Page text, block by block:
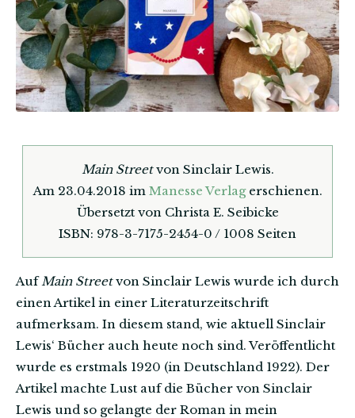
Main Streetvon Sinclair Lewis.
Am 23.04.2018 im Manesse Verlagerschienen.
Übersetzt von Christa E. Seibicke
ISBN: 978-3-7175-2454-0 / 1008 Seiten
Auf Main Streetvon Sinclair Lewis wurde ich durch
einen Artikel in einer Literaturzeitschrift
aufmerksam. In diesem stand, wie aktuell Sinclair
Lewis‘ Bücher auch heute noch sind. Veröffentlicht
wurde es erstmals 1920 (in Deutschland 1922). Der
Artikel machte Lust auf die Bücher von Sinclair
Lewis und so gelangte der Roman in mein